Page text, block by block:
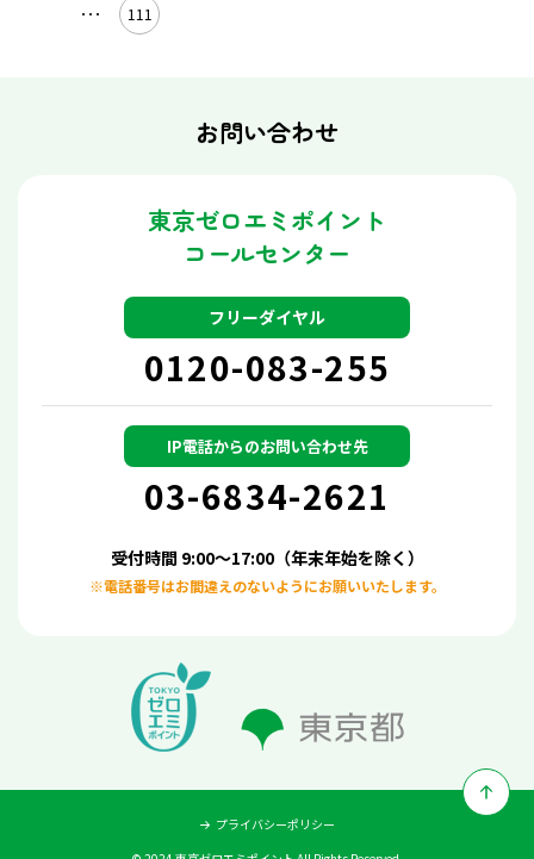
･･･ 111
お問い合わせ
東京ゼロエミポイント
コールセンター
フリーダイヤル
0120-083-255
IP電話からのお問い合わせ先
03-6834-2621
受付時間 9:00～17:00（年末年始を除く）
※電話番号はお間違えのないようにお願いいたします。
プライバシーポリシー